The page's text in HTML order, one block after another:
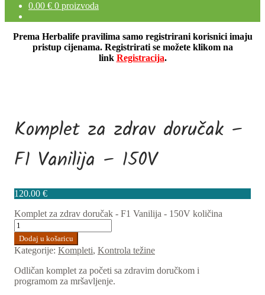
0.00 € 0 proizvoda
Prema Herbalife pravilima samo registrirani korisnici imaju
pristup cijenama. Registrirati se možete klikom na
link Registracija.
Komplet za zdrav doručak –
F1 Vanilija – 150V
120.00 €
Komplet za zdrav doručak - F1 Vanilija - 150V količina
Dodaj u košaricu
Kategorije: Kompleti, Kontrola težine
Odličan komplet za početi sa zdravim doručkom i
programom za mršavljenje.